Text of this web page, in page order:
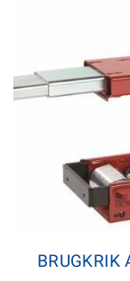
BRUGKRIK